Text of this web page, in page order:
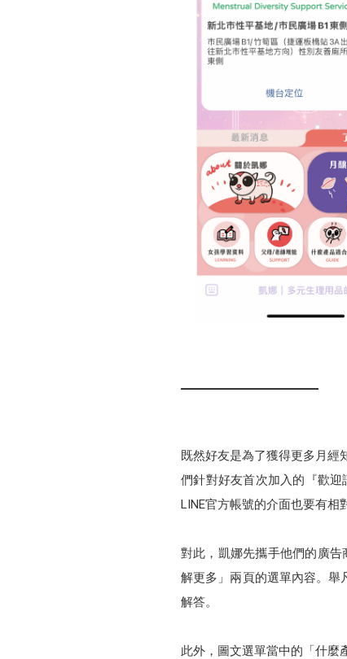
既然好友是為了獲得更多月經
們針對好友首次加入的『歡
LINE官方帳號的介面也要有相
對此，凱娜先攜手他們的廣
解更多」兩頁的選單內容。舉
解答。
此外，圖文選單當中的「什麼